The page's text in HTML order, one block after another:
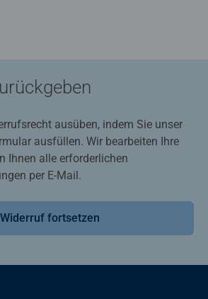
ausüben, indem Sie unser
ausfüllen. Wir bearbeiten Ihre
Ihnen alle erforderlichen
per E-Mail.
Widerruf fortsetzen